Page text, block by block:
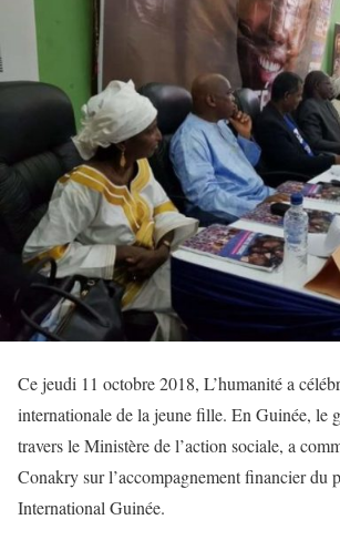
Ce jeudi 11 octobre 2018, L’humanité a
internationale de la jeune fille. En Guinée, le
travers le Ministère de l’action sociale, a
Conakry sur l’accompagnement financier du
International Guinée.